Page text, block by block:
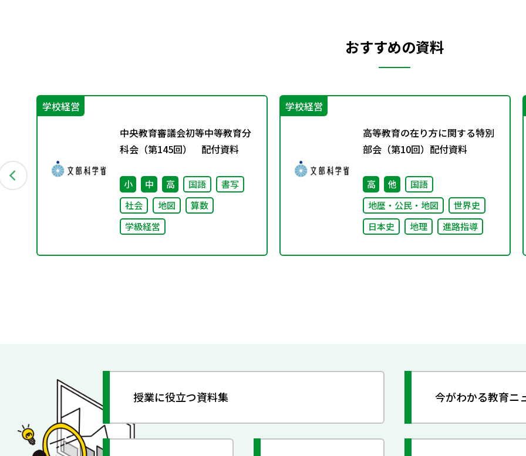
おすすめの資料
あ
学校経営
中央教育審議会初等中等教育分
科会（第145回） 配付資料
小 中 高 国語
書写
社会
地図
算数
学級経営
学校経営
高等教育の在り方に関する特別
部会（第10回）配付資料
高 他
国語
地歴・公民・地図
世界史
日本史
地理 進路指導
授業に役立つ資料集 今がわかる教育ニ